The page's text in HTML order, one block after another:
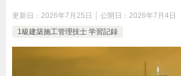
更新日： 2026年7月25日 公開日： 2026年7月4日
1級建築施工管理技士 学習記録